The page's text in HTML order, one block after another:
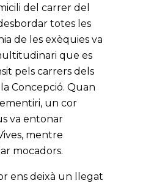
del carrer del
totes les
de les exèquies va
que es
pels carrers dels
Concepció. Quan
un cor
va entonar
mentre
mocadors.
ens deixà un llegat